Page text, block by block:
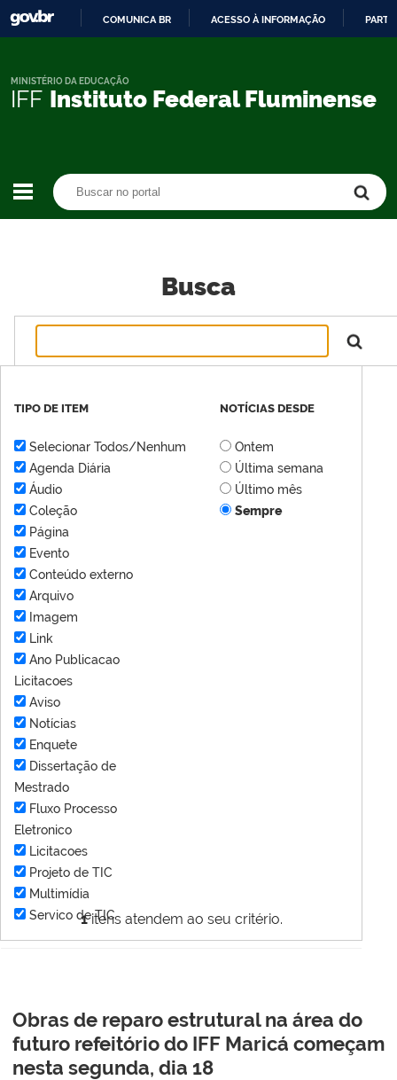
CONTEÚDO
COMUNICA BR ACESSO À INFORMAÇÃO
IFF Instituto Federal Fluminense
MINISTÉRIO DA EDUCAÇÃO
Busca
1itens atendem ao seu critério.
TIPO DE ITEM
Selecionar Todos/Nenhum
Agenda Diária
Áudio
Coleção
Página
Evento
Conteúdo externo
Arquivo
Imagem
Link
Ano Publicacao
Licitacoes
Aviso
Notícias
Enquete
Dissertação de
Mestrado
Fluxo Processo
Eletronico
Licitacoes
Projeto de TIC
Multimídia
Servico de TIC
NOTÍCIAS DESDE
Ontem
Última semana
Último mês
Sempre
Obras de reparo estrutural na área do
futuro refeitório do IFF Maricá começam
nesta segunda, dia 18